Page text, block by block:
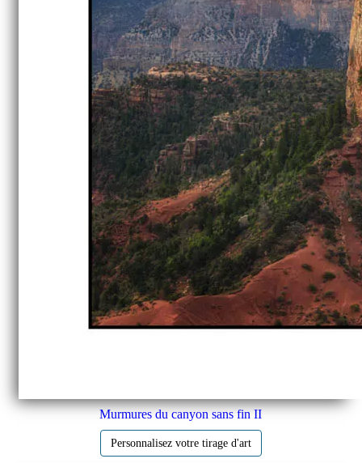
Murmures du canyon sans fin II
Personnalisez votre tirage d'art